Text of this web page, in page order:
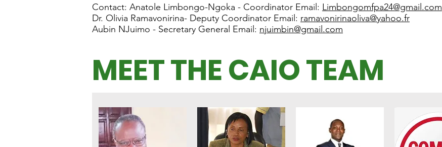
Contact: Anatole Limbongo-Ngoka - Coordinator Email: Limbongomfpa24@gmail.com
Dr. Olivia Ramavonirina- Deputy Coordinator Email: ramavonirinaoliva@yahoo.fr
Aubin NJuimo - Secretary General Email: njuimbin@gmail.com
MEET THE CAIO TEAM